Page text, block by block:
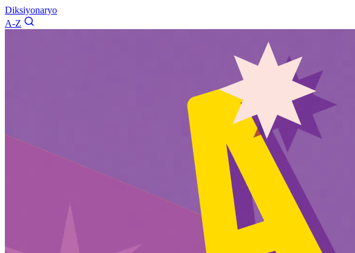
Diksiyonaryo
A-Z